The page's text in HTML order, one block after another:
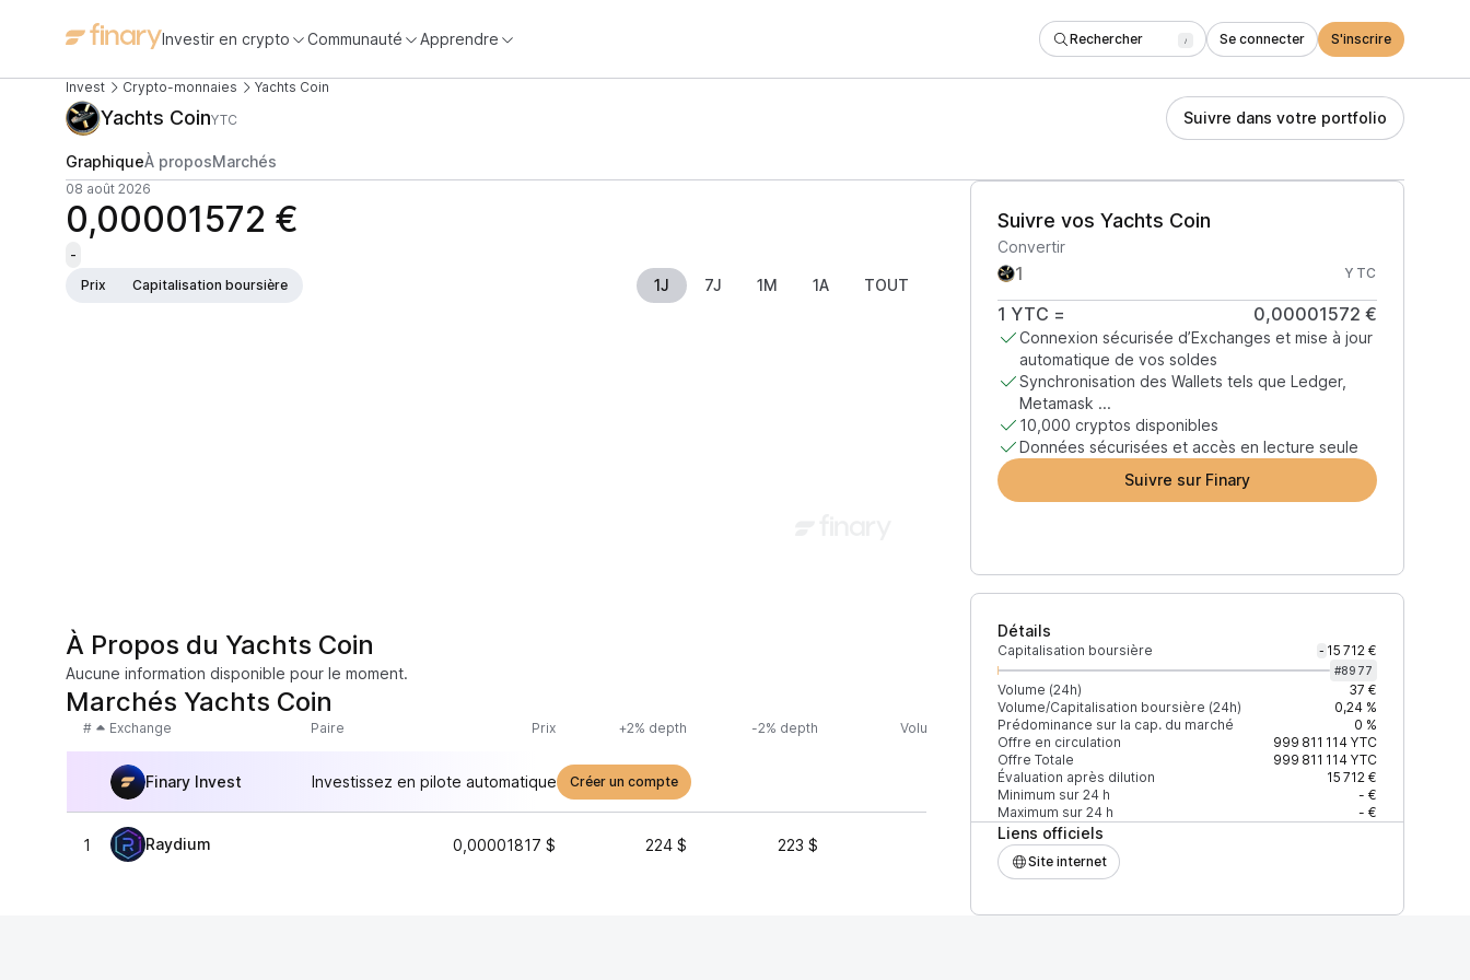
Investir en crypto Communauté Apprendre Rechercher / Se connecter S'inscrire
Invest Crypto-monnaies Yachts Coin
Yachts CoinYTC Suivre dans votre portfolio
GraphiqueÀ proposMarchés
08 août 2026
0,00001572 €
-
Prix
Capitalisation boursière 1J 7J 1M 1A TOUT
Suivre vos Yachts Coin
Convertir
YTC
1 YTC = 0,00001572 €
Connexion sécurisée d’Exchanges et mise à jour
automatique de vos soldes
Synchronisation des Wallets tels que Ledger,
Metamask ...
10,000 cryptos disponibles
Données sécurisées et accès en lecture seule
Suivre sur Finary
Détails
Capitalisation boursière - 15 712 €
#8977
Volume (24h)
37 €
Volume/Capitalisation boursière (24h)
0,24 %
Prédominance sur la cap. du marché
0 %
Offre en circulation
999 811 114YTC
Offre Totale
999 811 114YTC
Évaluation après dilution
15 712 €
Minimum sur 24 h
- €
Maximum sur 24 h
- €
Liens officiels
Site internet
À Propos du Yachts Coin
Aucune information disponible pour le moment.
Marchés Yachts Coin
# Exchange Paire Prix +2% depth -2% depth Volume (24h) % du volume Confiance Mis à jour
Finary Invest Investissez en pilote automatique Créer un compte
1 Raydium 0,00001817 $ 224 $ 223 $ 100 %